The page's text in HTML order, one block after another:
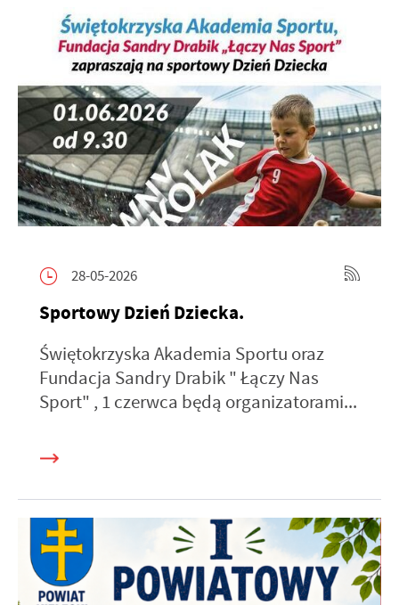
28-05-2026
Sportowy Dzień Dziecka.
Świętokrzyska Akademia Sportu oraz
Fundacja Sandry Drabik " Łączy Nas
Sport" , 1 czerwca będą organizatorami...